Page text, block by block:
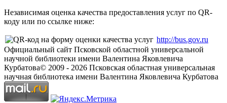
Независимая оценка качества предоставления услуг по QR-
коду или по ссылке ниже:
http://bus.gov.ru
Официальный сайт Псковской областной универсальной
научной библиотеки имени Валентина Яковлевича
Курбатова© 2009 - 2026 Псковская областная универсальная
научная библиотека имени Валентина Яковлевича Курбатова